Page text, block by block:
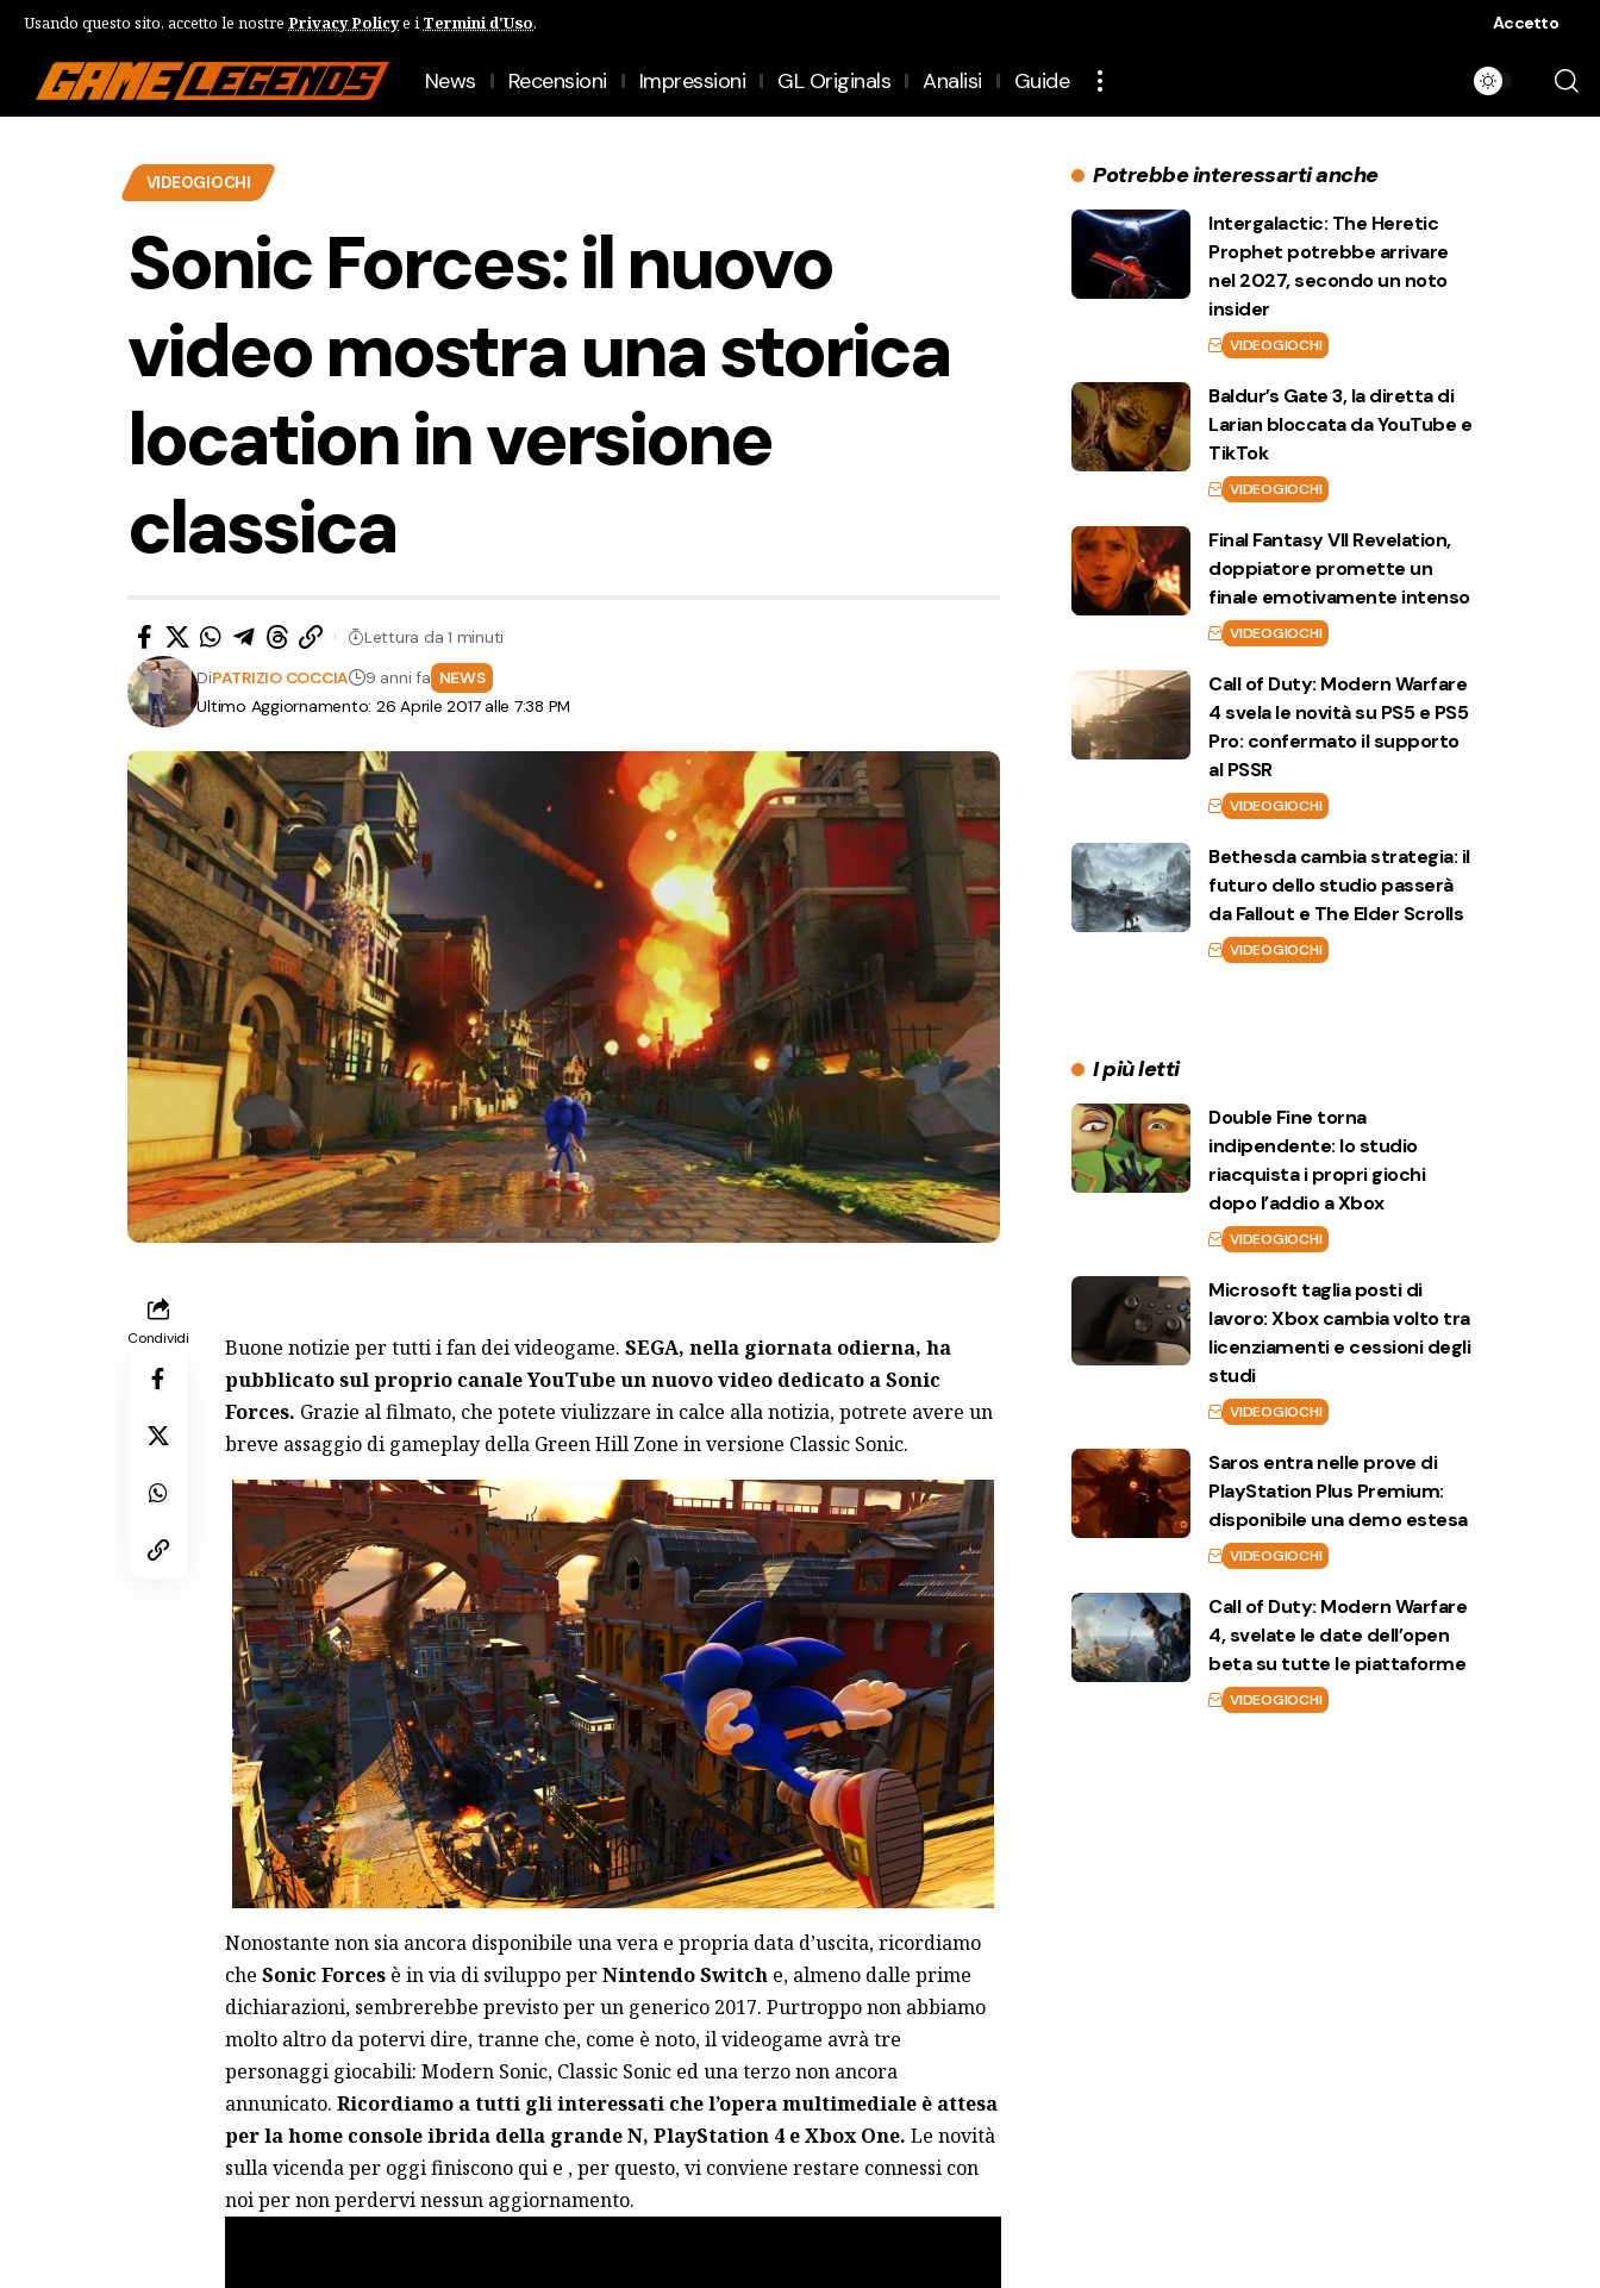
Usando questo sito, accetto le nostre Privacy Policye i Termini d'Uso. Accetto
News Recensioni Impressioni GL Originals Analisi Guide
VIDEOGIOCHI
Sonic Forces: il nuovo
video mostra una storica
location in versione
classica
Ultimo Aggiornamento: 26 Aprile 2017 alle 7:38 PM
DiPATRIZIO COCCIA 9 anni fa NEWS
Lettura da 1 minuti
Condividi Buone notizie per tutti i fan dei videogame. SEGA, nella giornata odierna, ha
pubblicato sul proprio canaleYouTubeun nuovo video dedicato a Sonic
Forces. Grazie al filmato, che potete viulizzare in calce alla notizia, potrete avere un
breve assaggio di gameplay della Green Hill Zone in versione Classic Sonic.
Nonostante non sia ancora disponibile una vera e propria data d’uscita, ricordiamo
che Sonic Forcesè in via di sviluppo perNintendo Switche, almeno dalle prime
dichiarazioni, sembrerebbe previsto per un generico 2017. Purtroppo non abbiamo
molto altro da potervi dire, tranne che, come è noto, il videogame avrà tre
personaggi giocabili: Modern Sonic, Classic Sonic ed una terzo non ancora
annunicato. Ricordiamo a tutti gli interessati che l’opera multimediale è attesa
per la home console ibrida della grande N, PlayStation 4 e Xbox One. Le novità
sulla vicenda per oggi finiscono qui e , per questo, vi conviene restare connessi con
noi per non perdervi nessun aggiornamento.
Potrebbe interessarti anche
Intergalactic: The Heretic
Prophet potrebbe arrivare
nel 2027, secondo un noto
insider
VIDEOGIOCHI
Baldur’s Gate 3, la diretta di
Larian bloccata da YouTube e
TikTok
VIDEOGIOCHI
Final Fantasy VII Revelation,
doppiatore promette un
finale emotivamente intenso
VIDEOGIOCHI
Call of Duty: Modern Warfare
4 svela le novità su PS5 e PS5
Pro: confermato il supporto
al PSSR
VIDEOGIOCHI
Bethesda cambia strategia: il
futuro dello studio passerà
da Fallout e The Elder Scrolls
VIDEOGIOCHI
I più letti
Double Fine torna
indipendente: lo studio
riacquista i propri giochi
dopo l’addio a Xbox
VIDEOGIOCHI
Microsoft taglia posti di
lavoro: Xbox cambia volto tra
licenziamenti e cessioni degli
studi
VIDEOGIOCHI
Saros entra nelle prove di
PlayStation Plus Premium:
disponibile una demo estesa
VIDEOGIOCHI
Call of Duty: Modern Warfare
4, svelate le date dell’open
beta su tutte le piattaforme
VIDEOGIOCHI